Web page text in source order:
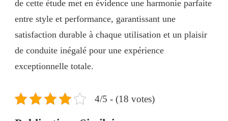
de cette étude met en évidence une harmonie parfaite
entre style et performance, garantissant une
satisfaction durable à chaque utilisation et un plaisir
de conduite inégalé pour une expérience
exceptionnelle totale.
4/5 - (18 votes)